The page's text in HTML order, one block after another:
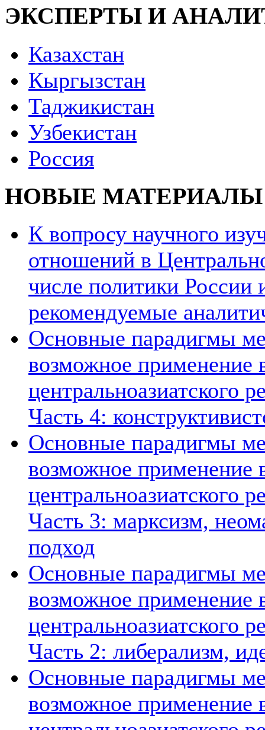
ЭКСПЕРТЫ И
Казахстан
Кыргызстан
Таджикистан
Узбекистан
Россия
НОВЫЕ МАТЕРИАЛЫ
К вопросу научного
отношений в
числе политики России
рекомендуемые
Основные парадигмы
возможное применение
центральноазиатского
Часть 4:
Основные парадигмы
возможное применение
центральноазиатского
Часть 3: марксизм,
подход
Основные парадигмы
возможное применение
центральноазиатского
Часть 2: либерализм,
Основные парадигмы
возможное применение